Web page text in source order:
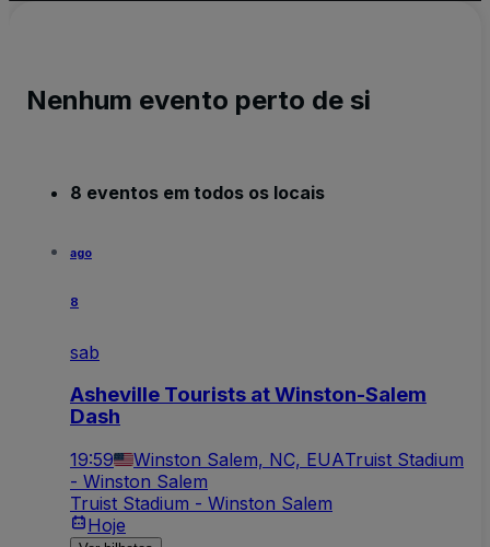
Nenhum evento perto de si
8 eventos em todos os locais
ago
8
sab
Asheville Tourists at Winston-Salem
Dash
19:59 Winston Salem, NC, EUATruist Stadium
- Winston Salem
Truist Stadium - Winston Salem
Hoje